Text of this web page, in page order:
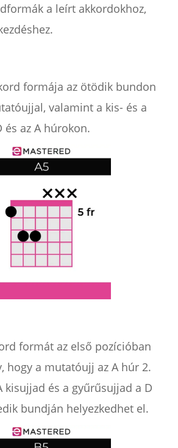
a leírt akkordokhoz,
formája az ötödik bundon
valamint a kis- és a
és az A húrokon.
formát az első pozícióban
hogy a mutatóujj az A húr 2.
kisujjad és a gyűrűsujjad a D
bundján helyezkedhet el.